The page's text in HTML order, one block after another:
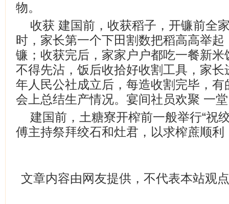
物。
收获 建国前，收获稻子，开镰前全
时，家长第一个下田割数把稻高高举
镰；收获完后，家家户户都吃一餐新
不得先沾，饭后收拾好收割工具，家
年人民公社成立后，每造收割完毕，有
会上总结生产情况。宴间社员欢聚 一
建国前，土糖寮开榨前一般举行“祝
傅主持祭拜绞石和灶君，以求榨蔗顺利
文章内容由网友提供，不代表本站观点